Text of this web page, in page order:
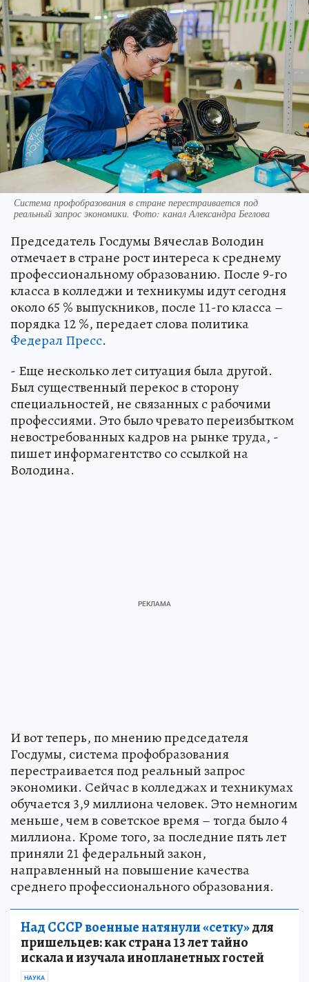
Система профобразования в стране перестраивается под
реальный запрос экономики. Фото: канал Александра Беглова
Председатель Госдумы Вячеслав Володин
отмечает в стране рост интереса к среднему
профессиональному образованию. После 9-го
класса в колледжи и техникумы идут сегодня
около 65 % выпускников, после 11-го класса –
порядка 12 %, передает слова политика
Федерал Пресс.
- Еще несколько лет ситуация была другой.
Был существенный перекос в сторону
специальностей, не связанных с рабочими
профессиями. Это было чревато переизбытком
невостребованных кадров на рынке труда, -
пишет информагентство со ссылкой на
Володина.
И вот теперь, по мнению председателя
Госдумы, система профобразования
перестраивается под реальный запрос
экономики. Сейчас в колледжах и техникумах
обучается 3,9 миллиона человек. Это немногим
меньше, чем в советское время – тогда было 4
миллиона. Кроме того, за последние пять лет
приняли 21 федеральный закон,
направленный на повышение качества
среднего профессионального образования.
Над СССР военные натянули «сетку»для
пришельцев: как страна 13 лет тайно
искала и изучала инопланетных гостей
НАУКА